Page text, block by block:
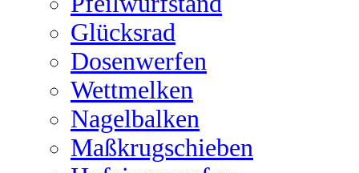
Glücksrad
Dosenwerfen
Wettmelken
Nagelbalken
Maßkrugschieben